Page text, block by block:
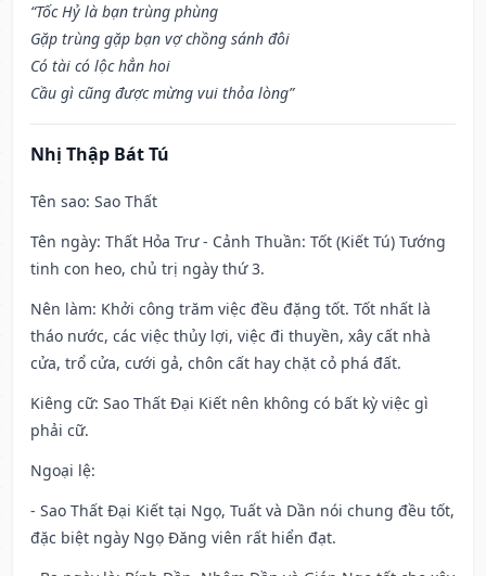
“Tốc Hỷ là bạn trùng phùng
Gặp trùng gặp bạn vợ chồng sánh đôi
Có tài có lộc hẳn hoi
Cầu gì cũng được mừng vui thỏa lòng”
Nhị Thập Bát Tú
Tên sao: Sao Thất
Tên ngày: Thất Hỏa Trư - Cảnh Thuần: Tốt (Kiết Tú) Tướng
tinh con heo, chủ trị ngày thứ 3.
Nên làm: Khởi công trăm việc đều đặng tốt. Tốt nhất là
tháo nước, các việc thủy lợi, việc đi thuyền, xây cất nhà
cửa, trổ cửa, cưới gả, chôn cất hay chặt cỏ phá đất.
Kiêng cữ: Sao Thất Đại Kiết nên không có bất kỳ việc gì
phải cữ.
Ngoại lệ:
- Sao Thất Đại Kiết tại Ngọ, Tuất và Dần nói chung đều tốt,
đặc biệt ngày Ngọ Đăng viên rất hiển đạt.